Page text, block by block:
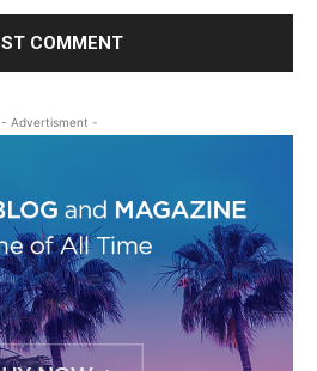
- Advertisment -